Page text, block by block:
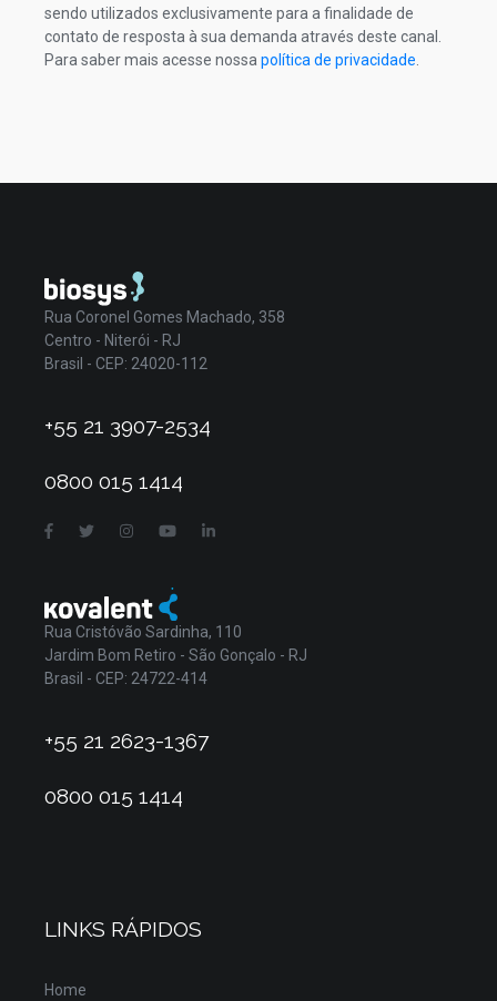
sendo utilizados exclusivamente para a finalidade de
contato de resposta à sua demanda através deste canal.
Para saber mais acesse nossa política de privacidade
Rua Coronel Gomes Machado, 358
Centro - Niterói - RJ
Brasil - CEP: 24020-112
+55 21 3907-2534
0800 015 1414
Rua Cristóvão Sardinha, 110
Jardim Bom Retiro - São Gonçalo - RJ
Brasil - CEP: 24722-414
+55 21 2623-1367
0800 015 1414
LINKS RÁPIDOS
Home